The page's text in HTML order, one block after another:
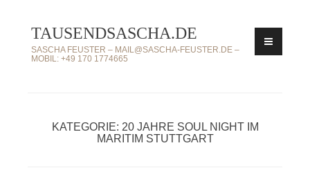
Inhalt
springen
TAUSENDSASCHA.DE
SASCHA FEUSTER – MAIL@SASCHA-FEUSTER.DE –
MOBIL: +49 170 1774665
KATEGORIE: 20 JAHRE SOUL NIGHT IM
MARITIM STUTTGART